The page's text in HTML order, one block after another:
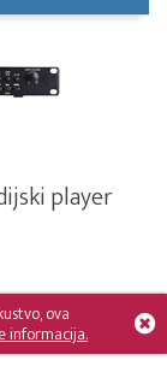
player
ova
informacija.